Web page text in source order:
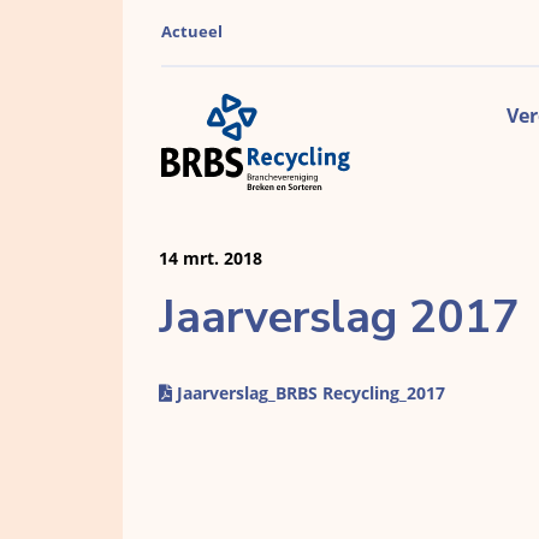
Actueel
14 mrt. 2018
Jaarverslag 2017
Jaarverslag_BRBS Recycling_2017